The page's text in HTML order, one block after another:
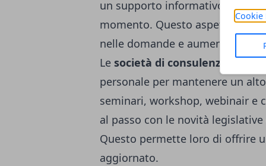
Cookie
un supporto informativo
momento. Questo aspetto
nelle domande e aumenta le
Le società di consulenza
personale per mantenere un
seminari, workshop, webinair e
al passo con le novità
Questo permette loro di offrire
aggiornato.